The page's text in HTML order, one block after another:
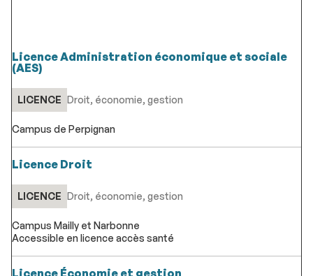
Licence Administration économique et sociale
(AES)
LICENCE Droit, économie, gestion
Campus de Perpignan
Licence Droit
LICENCE Droit, économie, gestion
Campus Mailly et Narbonne
Accessible en licence accès santé
Licence Économie et gestion